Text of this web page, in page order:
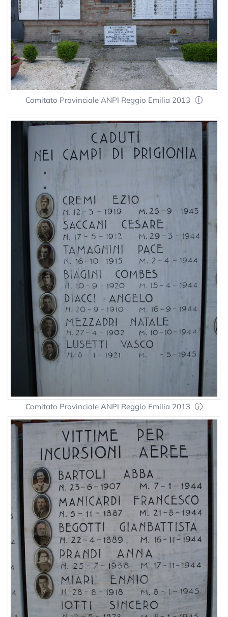
Comitato Provinciale ANPI Reggio Emilia 2013
Comitato Provinciale ANPI Reggio Emilia 2013